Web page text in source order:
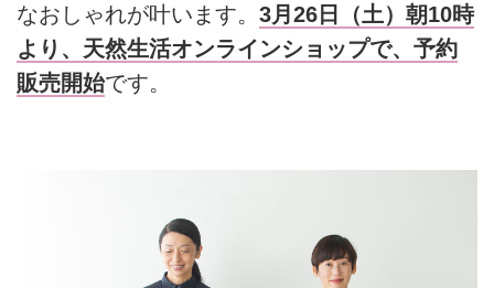
なおしゃれが叶います。 3月26日（土）朝10時
より、天然生活オンラインショップで、予約
販売開始です。